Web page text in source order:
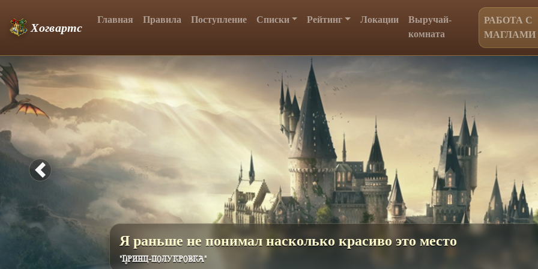
Хогвартс
Главная Правила Поступление Списки Рейтинг Локации
Выручай-
комната
РАБОТА С
МАГЛАМИ
Скоро будет доступна волшебная атрибутика
Previous